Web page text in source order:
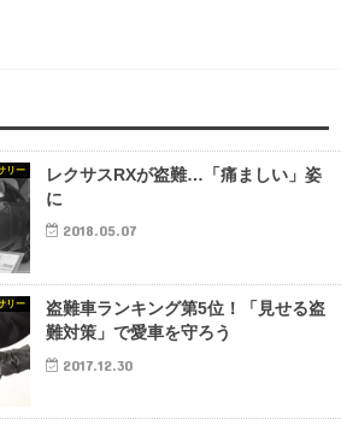
リー
レクサスRXが盗難…「痛ましい」姿
に
2018.05.07
リー
盗難車ランキング第5位！「見せる盗
難対策」で愛車を守ろう
2017.12.30